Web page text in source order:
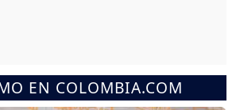
EN COLOMBIA.COM